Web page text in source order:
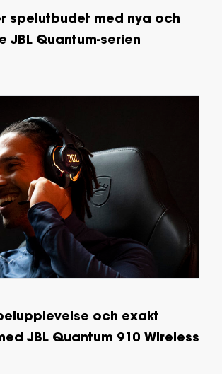
spelutbudet med nya och
Quantum-serien
och exakt
JBL Quantum 910 Wireless